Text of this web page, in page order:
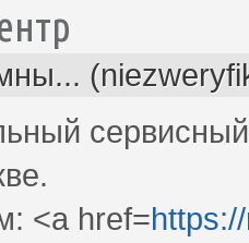
<a href=